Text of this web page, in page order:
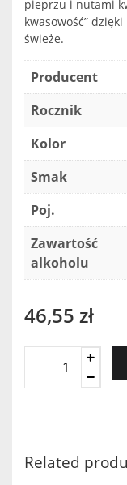
pieprzu i nutami
kwasowość”
świeże.
Producent
Rocznik
Kolor
Smak
Poj.
Zawartość
alkoholu
46,55 zł
Pedregoso
2016
quantity
Related